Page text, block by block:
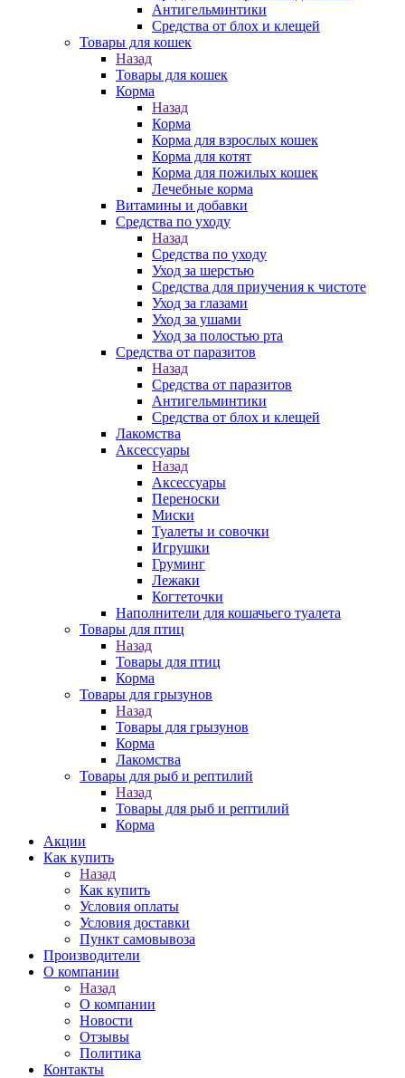
Антигельминтики
Средства от блох и клещей
Товары для кошек
Назад
Товары для кошек
Корма
Назад
Корма
Корма для взрослых кошек
Корма для котят
Корма для пожилых кошек
Лечебные корма
Витамины и добавки
Средства по уходу
Назад
Средства по уходу
Уход за шерстью
Средства для приучения к чистоте
Уход за глазами
Уход за ушами
Уход за полостью рта
Средства от паразитов
Назад
Средства от паразитов
Антигельминтики
Средства от блох и клещей
Лакомства
Аксессуары
Назад
Аксессуары
Переноски
Миски
Туалеты и совочки
Игрушки
Груминг
Лежаки
Когтеточки
Наполнители для кошачьего туалета
Товары для птиц
Назад
Товары для птиц
Корма
Товары для грызунов
Назад
Товары для грызунов
Корма
Лакомства
Товары для рыб и рептилий
Назад
Товары для рыб и рептилий
Корма
Акции
Как купить
Назад
Как купить
Условия оплаты
Условия доставки
Пункт самовывоза
Производители
О компании
Назад
О компании
Новости
Отзывы
Политика
Контакты